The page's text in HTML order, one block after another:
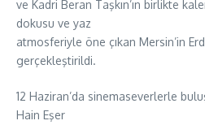
ve Kadri Beran Taşkın’ın birlikte
dokusu ve yaz
atmosferiyle öne çıkan Mersin’in
gerçekleştirildi.
12 Haziran’da sinemaseverlerle
Hain Eşer